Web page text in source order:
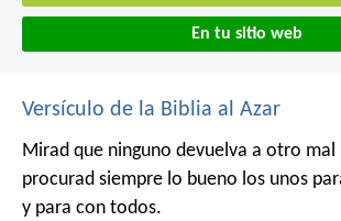
En tu sitio web
Versículo de la Biblia al Azar
Mirad que ninguno devuelva a otro mal
procurad siempre lo bueno los unos
y para con todos.